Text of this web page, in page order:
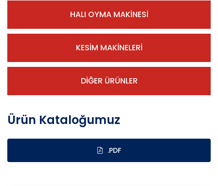
HALI OYMA MAKİNESİ
KESİM MAKİNELERİ
DİĞER ÜRÜNLER
Ürün Kataloğumuz
.PDF